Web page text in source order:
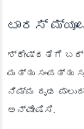
ಟಾರಸ್
ಶ್ರೇಷ್ಠತೆಗೆ
ಮತ್ತು ಸಂಪತ್ತು
ನಿಮ್ಮ ದೃಢ
ಅನ್ವೇಷಿಸಿ.